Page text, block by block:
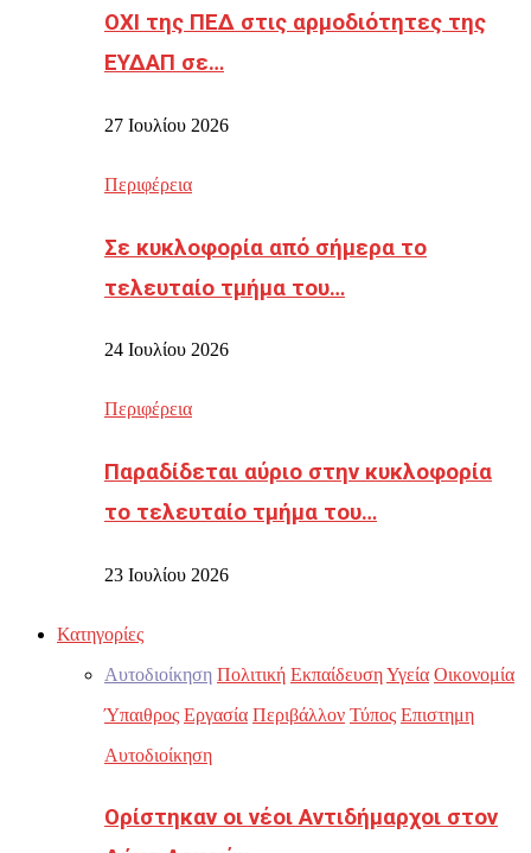
ΟΧΙ της ΠΕΔ στις αρμοδιότητες της
ΕΥΔΑΠ σε…
27 Ιουλίου 2026
Περιφέρεια
Σε κυκλοφορία από σήμερα το
τελευταίο τμήμα του…
24 Ιουλίου 2026
Περιφέρεια
Παραδίδεται αύριο στην κυκλοφορία
το τελευταίο τμήμα του…
23 Ιουλίου 2026
Κατηγορίες
Αυτοδιοίκηση Πολιτική ΕκπαίδευσηΥγεία Οικονομία
Ύπαιθρος Εργασία Περιβάλλον Τύπος Επιστημη
Αυτοδιοίκηση
Ορίστηκαν οι νέοι Αντιδήμαρχοι στον